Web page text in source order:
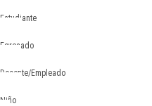
Estudiante
Egresado
Docente/Empleado
Niño